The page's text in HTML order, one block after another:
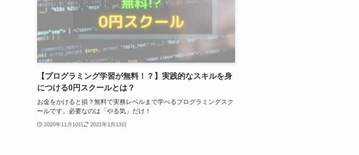
【プログラミング学習が無料！？】実践的なスキルを身
につける0円スクールとは？
お金をかけると損？無料で実務レベルまで学べるプログラミングスク
ールです。必要なのは「やる気」だけ！
2020年11月10日 2021年1月13日